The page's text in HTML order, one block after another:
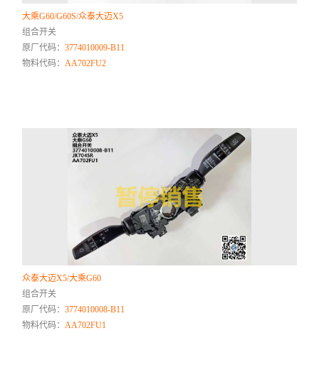
大乘G60/G60S/众泰大迈X5
组合开关
原厂代码：3774010009-B11
物料代码：AA702FU2
众泰大迈X5/大乘G60
组合开关
原厂代码：3774010008-B11
物料代码： AA702FU1